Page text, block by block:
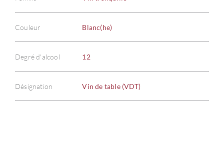
Couleur Blanc(he)
Degré d'alcool 12
Désignation Vin de table (VDT)